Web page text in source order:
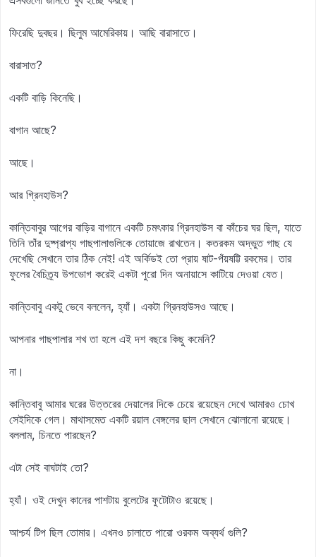
ফিরেছি দুবছর। ছিলুম আমেরিকায়। আছি বারাসাতে।
বারাসাত?
একটি বাড়ি কিনেছি।
বাগান আছে?
আছে।
আর গ্রিনহাউস?
কান্তিবাবুর আগের বাড়ির বাগানে একটি চমৎকার গ্রিনহাউস বা কাঁচের ঘর ছিল, যাতে
তিনি তাঁর দুষ্প্রাপ্য গাছপালাগুলিকে তোয়াজে রাখতেন। কতরকম অদ্ভুত গাছ যে
দেখেছি সেখানে তার ঠিক নেই! এই অর্কিডই তো প্রায় ষাট-পঁয়ষট্টি রকমের। তার
ফুলের বৈচিত্র্য উপভোগ করেই একটা পুরো দিন অনায়াসে কাটিয়ে দেওয়া যেত।
কান্তিবাবু একটু ভেবে বললেন, হ্যাঁ। একটা গ্রিনহাউসও আছে।
আপনার গাছপালার শখ তা হলে এই দশ বছরে কিছু কমেনি?
না।
কান্তিবাবু আমার ঘরের উত্তরের দেয়ালের দিকে চেয়ে রয়েছেন দেখে আমারও চোখ
সেইদিকে গেল। মাথাসমেত একটি রয়াল বেঙ্গলের ছাল সেখানে ঝোলানো রয়েছে।
বললাম, চিনতে পারছেন?
এটা সেই বাঘটাই তো?
হ্যাঁ। ওই দেখুন কানের পাশটায় বুলেটের ফুটোটাও রয়েছে।
আশ্চর্য টিপ ছিল তোমার। এখনও চালাতে পারো ওরকম অব্যর্থ গুলি?